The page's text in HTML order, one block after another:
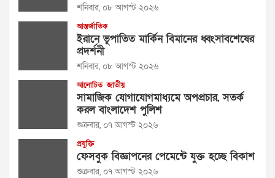
শনিবার, ০৮ আগস্ট ২০২৬
আন্তর্জাতিক
ইরানে ভূপাতিত মার্কিন বিমানের ধ্বংসাবশেষের
প্রদর্শনী
শনিবার, ০৮ আগস্ট ২০২৬
আলোচিত জাতীয়
সামাজিক যোগাযোগমাধ্যমে অপপ্রচার, সতর্ক
করল বাংলাদেশ পুলিশ
শুক্রবার, ০৭ আগস্ট ২০২৬
প্রযুক্তি
ফেসবুক বিজ্ঞাপনের পেমেন্টে যুক্ত হচ্ছে বিকাশ
শুক্রবার, ০৭ আগস্ট ২০২৬